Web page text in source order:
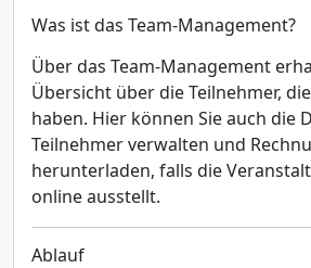
Was ist das Team-Management?
Über das Team-Management
Übersicht über die Teilnehmer,
haben. Hier können Sie auch die
Teilnehmer verwalten und
herunterladen, falls die
online ausstellt.
Ablauf